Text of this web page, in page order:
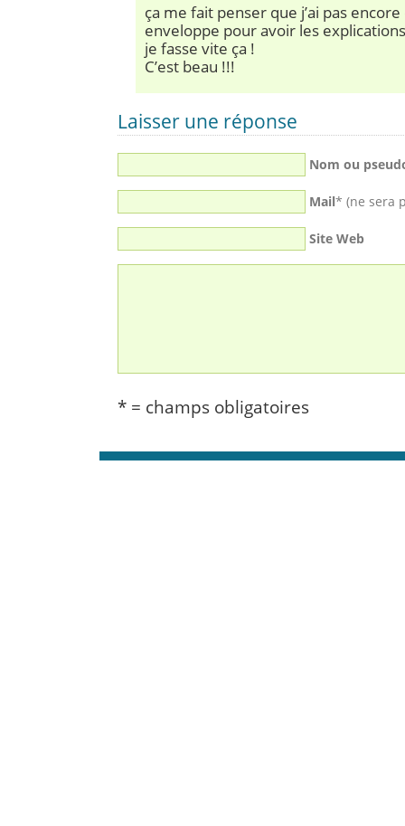
ça me fait penser que j’ai pas
enveloppe pour avoir les
je fasse vite ça !
C’est beau !!!
Laisser une réponse
Nom ou
Mail* (ne sera
Site Web
* = champs obligatoires